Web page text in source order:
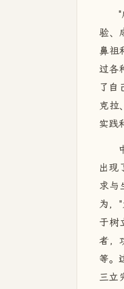
"
验、
鼻祖
过各
了自
克拉
实践
出现
求与
为，
于树
者，
等。
三立